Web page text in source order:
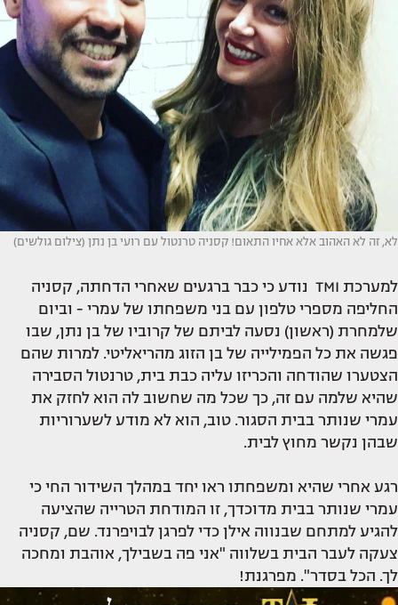
לא, זה לא האהוב אלא אחיו התאום! קסניה טרנטול עם רועי בן נתן (צילום גולשים)
למערכת TMI נודע כי כבר ברגעים שאחרי הדחתה, קסניה
החליפה מספרי טלפון עם בני משפחתו של עמרי - וביום
שלמחרת (ראשון) נסעה לביתם של קרוביו של בן נתן, שבו
פגשה את כל הפמילייה של בן הזוג מהריאליטי. למרות שהם
הצטערו שהודחה והכריזו עליה כבת בית, טרנטול הסבירה
שהיא שלמה עם זה, כך שכל מה שחשוב לה הוא לחזק את
עמרי שנותר בבית הסגור. טוב, הוא לא מודע לשערוריות
שבהן נקשר מחוץ לבית.
רגע אחרי שהיא ומשפחתו ראו יחד במהלך השידור החי כי
עמרי שנותר בבית מדוכדך, זו המודחת הטרייה שהציעה
להגיע למתחם שבנווה אילן כדי לפרגן לבויפרנד. שם, קסניה
צעקה לעבר הבית בשלווה "אני פה בשבילך, אוהבת ומחכה
לך. הכל בסדר". מפרגנת!